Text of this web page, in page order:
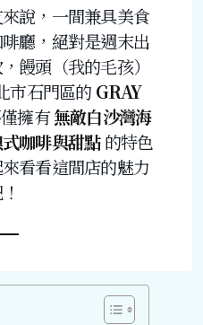
說，一間兼具美食
廳，絕對是週末出
饅頭（我的毛孩）
市石門區的 GRAY
擁有無敵白沙灣海
咖啡與甜點的特色
看看這間店的魅力